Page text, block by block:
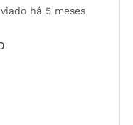
há 5 meses